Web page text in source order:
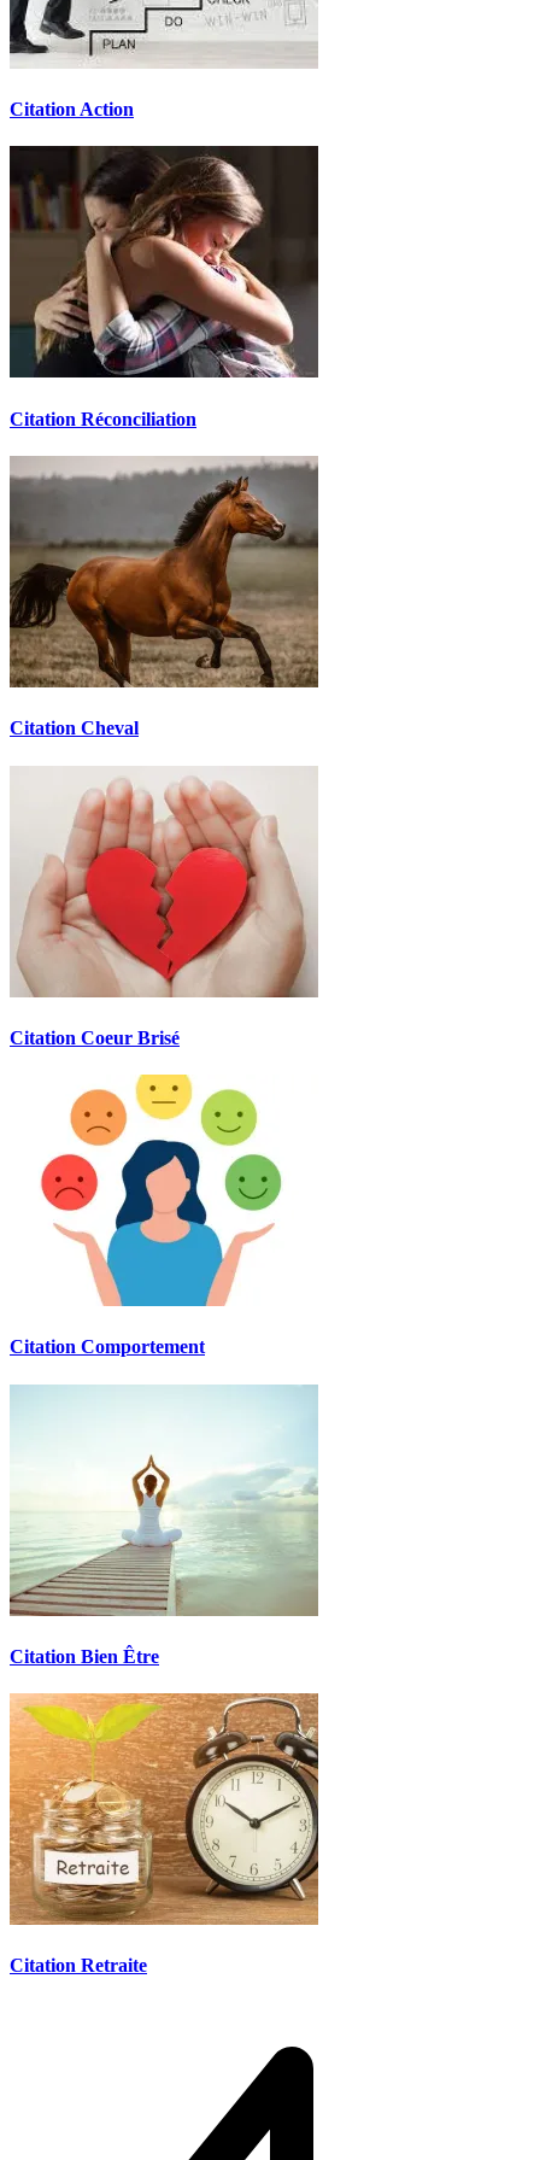
Citation Action
Citation Réconciliation
Citation Cheval
Citation Coeur Brisé
Citation Comportement
Citation Bien Être
Citation Retraite